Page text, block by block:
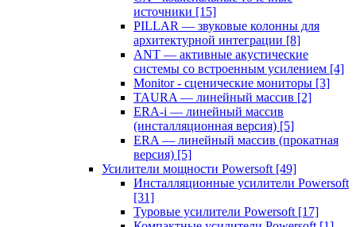
источники [15]
PILLAR — звуковые колонны для
архитектурной интеграции [8]
ANT — активные акустические
системы со встроенным усилением [4]
Monitor - сценические мониторы [3]
TAURA — линейный массив [2]
ERA-i — линейный массив
(инсталляционная версия) [5]
ERA — линейный массив (прокатная
версия) [5]
Усилители мощности Powersoft [49]
Инсталляционные усилители Powersoft
[31]
Туровые усилители Powersoft [17]